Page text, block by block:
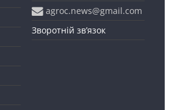
agroc.news@gmail.com
Зворотній зв’язок